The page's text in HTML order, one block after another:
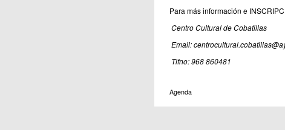
Para más información e
Centro Cultural de Cobatillas
Email:
Tlfno: 968 860481
Agenda